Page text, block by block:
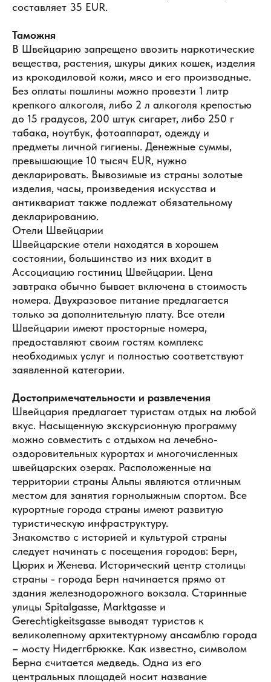
составляет 35 EUR.
Таможня
В Швейцарию запрещено ввозить наркотические
вещества, растения, шкуры диких кошек, изделия
из крокодиловой кожи, мясо и его производные.
Без оплаты пошлины можно провезти 1 литр
крепкого алкоголя, либо 2 л алкоголя крепостью
до 15 градусов, 200 штук сигарет, либо 250 г
табака, ноутбук, фотоаппарат, одежду и
предметы личной гигиены. Денежные суммы,
превышающие 10 тысяч EUR, нужно
декларировать. Вывозимые из страны золотые
изделия, часы, произведения искусства и
антиквариат также подлежат обязательному
декларированию.
Отели Швейцарии
Швейцарские отели находятся в хорошем
состоянии, большинство из них входит в
Ассоциацию гостиниц Швейцарии. Цена
завтрака обычно бывает включена в стоимость
номера. Двухразовое питание предлагается
только за дополнительную плату. Все отели
Швейцарии имеют просторные номера,
предоставляют своим гостям комплекс
необходимых услуг и полностью соответствуют
заявленной категории.
Достопримечательности и развлечения
Швейцария предлагает туристам отдых на любой
вкус. Насыщенную экскурсионную программу
можно совместить с отдыхом на лечебно-
оздоровительных курортах и многочисленных
швейцарских озерах. Расположенные на
территории страны Альпы являются отличным
местом для занятия горнолыжным спортом. Все
курортные города страны имеют развитую
туристическую инфраструктуру.
Знакомство с историей и культурой страны
следует начинать с посещения городов: Берн,
Цюрих и Женева. Исторический центр столицы
страны - города Берн начинается прямо от
здания железнодорожного вокзала. Старинные
улицы Spitalgasse, Marktgasse и
Gerechtigkeitsgasse выводят туристов к
великолепному архитектурному ансамблю города
– мосту Нидеггбрюкке. Как известно, символом
Берна считается медведь. Одна из его
центральных площадей носит название